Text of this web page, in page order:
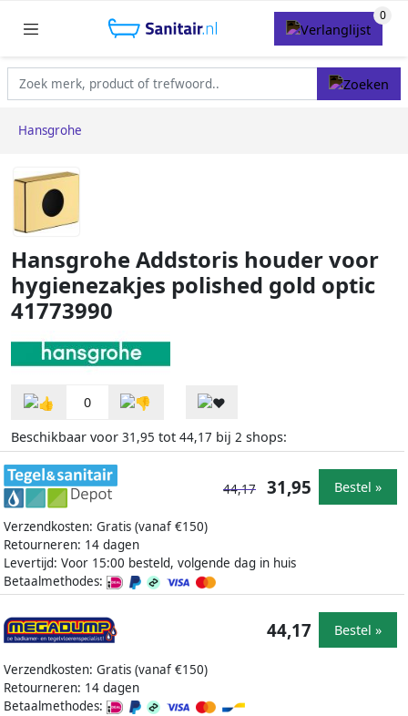
Hansgrohe
Hansgrohe Addstoris houder voor
hygienezakjes polished gold optic
41773990
0
Beschikbaar voor 31,95 tot 44,17 bij 2 shops:
Verzendkosten: Gratis (vanaf €150)
Retourneren: 14 dagen
Levertijd: Voor 15:00 besteld, volgende dag in huis
Betaalmethodes:
44,17 31,95 Bestel »
Verzendkosten: Gratis (vanaf €150)
Retourneren: 14 dagen
Betaalmethodes:
44,17 Bestel »